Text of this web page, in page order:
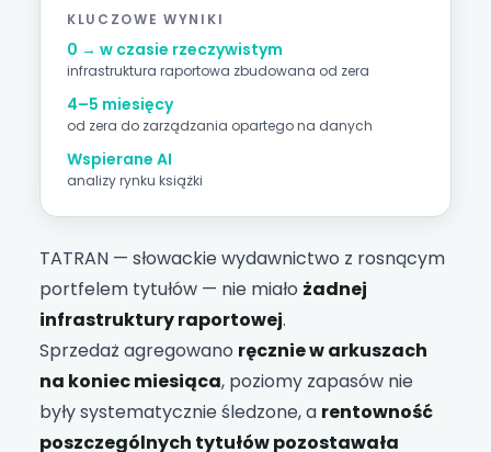
KLUCZOWE WYNIKI
0 → w czasie rzeczywistym
infrastruktura raportowa zbudowana od zera
4–5 miesięcy
od zera do zarządzania opartego na danych
Wspierane AI
analizy rynku książki
TATRAN — słowackie wydawnictwo z rosnącym
portfelem tytułów — nie miało żadnej
infrastruktury raportowej.
Sprzedaż agregowano ręcznie w arkuszach
na koniec miesiąca, poziomy zapasów nie
były systematycznie śledzone, a rentowność
poszczególnych tytułów pozostawała